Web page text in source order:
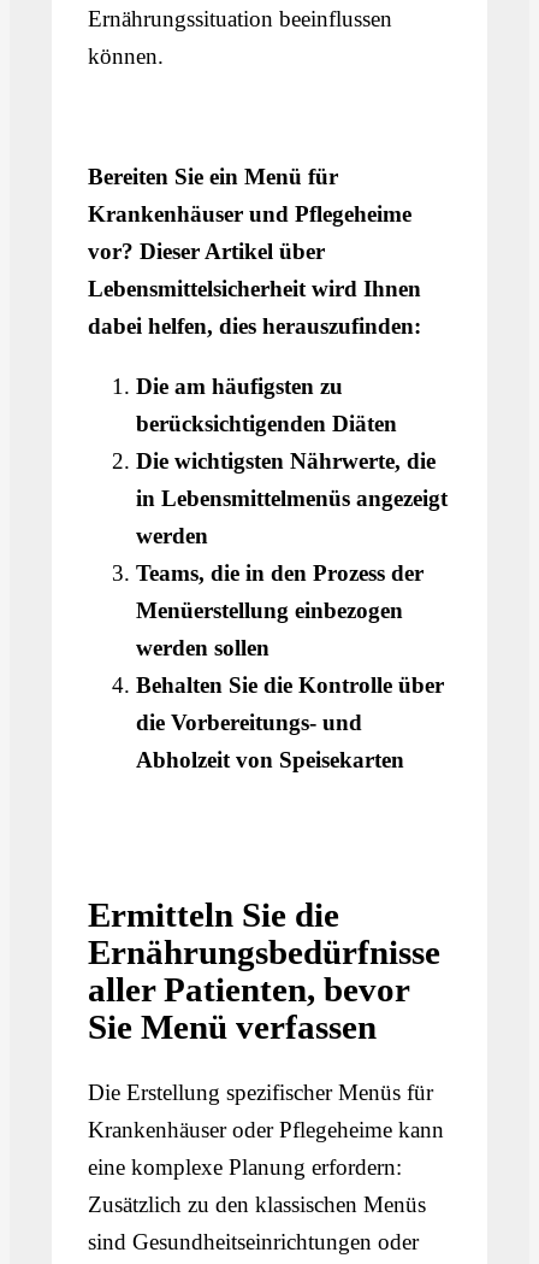
Ernährungssituation beeinflussen
können.
Bereiten Sie ein Menü für
Krankenhäuser und Pflegeheime
vor? Dieser Artikel über
Lebensmittelsicherheit wird Ihnen
dabei helfen, dies herauszufinden:
Die am häufigsten zu
berücksichtigenden Diäten
Die wichtigsten Nährwerte, die
in Lebensmittelmenüs angezeigt
werden
Teams, die in den Prozess der
Menüerstellung einbezogen
werden sollen
Behalten Sie die Kontrolle über
die Vorbereitungs- und
Abholzeit von Speisekarten
Ermitteln Sie die
Ernährungsbedürfnisse
aller Patienten, bevor
Sie Menü verfassen
Die Erstellung spezifischer Menüs für
Krankenhäuser oder Pflegeheime kann
eine komplexe Planung erfordern:
Zusätzlich zu den klassischen Menüs
sind Gesundheitseinrichtungen oder